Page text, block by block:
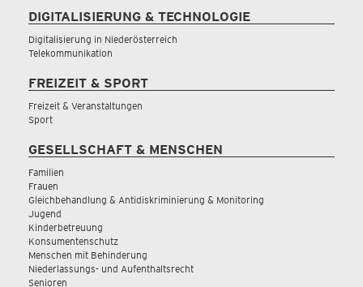
DIGITALISIERUNG & TECHNOLOGIE
Digitalisierung in Niederösterreich
Telekommunikation
FREIZEIT & SPORT
Freizeit & Veranstaltungen
Sport
GESELLSCHAFT & MENSCHEN
Familien
Frauen
Gleichbehandlung & Antidiskriminierung & Monitoring
Jugend
Kinderbetreuung
Konsumentenschutz
Menschen mit Behinderung
Niederlassungs- und Aufenthaltsrecht
Senioren